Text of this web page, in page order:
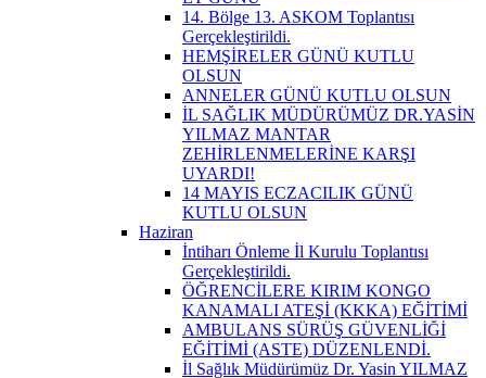
14. Bölge 13. ASKOM Toplantısı
Gerçekleştirildi.
HEMŞİRELER GÜNÜ KUTLU
OLSUN
ANNELER GÜNÜ KUTLU OLSUN
İL SAĞLIK MÜDÜRÜMÜZ DR.YASİN
YILMAZ MANTAR
ZEHİRLENMELERİNE KARŞI
UYARDI!
14 MAYIS ECZACILIK GÜNÜ
KUTLU OLSUN
Haziran
İntiharı Önleme İl Kurulu Toplantısı
Gerçekleştirildi.
ÖĞRENCİLERE KIRIM KONGO
KANAMALI ATEŞİ (KKKA) EĞİTİMİ
AMBULANS SÜRÜŞ GÜVENLİĞİ
EĞİTİMİ (ASTE) DÜZENLENDİ.
İl Sağlık Müdürümüz Dr. Yasin YILMAZ